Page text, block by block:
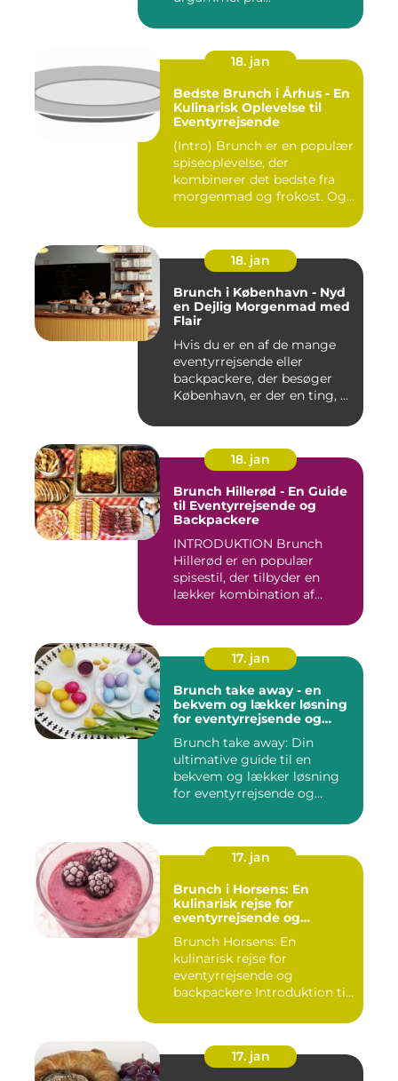
18. jan
Bedste Brunch i Århus - En
Kulinarisk Oplevelse til
Eventyrrejsende
(Intro) Brunch er en populær
spiseoplevelse, der
kombinerer det bedste fra
morgenmad og frokost. Og...
18. jan
Brunch i København - Nyd
en Dejlig Morgenmad med
Flair
Hvis du er en af de mange
eventyrrejsende eller
backpackere, der besøger
København, er der en ting, ...
18. jan
Brunch Hillerød - En Guide
til Eventyrrejsende og
Backpackere
INTRODUKTION Brunch
Hillerød er en populær
spisestil, der tilbyder en
lækker kombination af
17. jan
Brunch take away - en
bekvem og lækker løsning
for eventyrrejsende og
Brunch take away: Din
ultimative guide til en
bekvem og lækker løsning
for eventyrrejsende og
17. jan
Brunch i Horsens: En
kulinarisk rejse for
eventyrrejsende og
Brunch Horsens: En
kulinarisk rejse for
eventyrrejsende og
backpackere Introduktion til
17. jan